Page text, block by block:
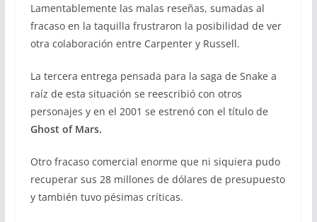
Lamentablemente las malas reseñas, sumadas al
fracaso en la taquilla frustraron la posibilidad de ver
otra colaboración entre Carpenter y Russell.
La tercera entrega pensada para la saga de Snake a
raíz de esta situación se reescribió con otros
personajes y en el 2001 se estrenó con el título de
Ghost of Mars.
Otro fracaso comercial enorme que ni siquiera pudo
recuperar sus 28 millones de dólares de presupuesto
y también tuvo pésimas críticas.